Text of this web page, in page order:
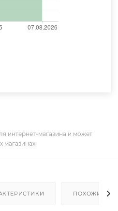
интернет-магазина и может
магазинах
ПОХОЖИЕ